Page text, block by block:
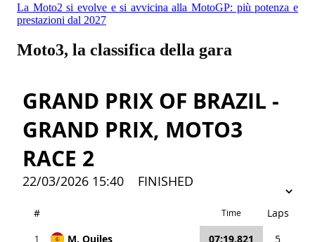
La Moto2 si evolve e si avvicina alla MotoGP: più potenza e
prestazioni dal 2027
Moto3, la classifica della gara